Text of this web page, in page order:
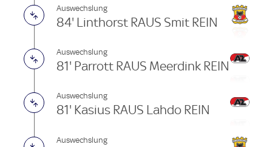
Auswechslung
84' Linthorst RAUS Smit REIN
Auswechslung
81' Parrott RAUS Meerdink REIN
Auswechslung
81' Kasius RAUS Lahdo REIN
Auswechslung